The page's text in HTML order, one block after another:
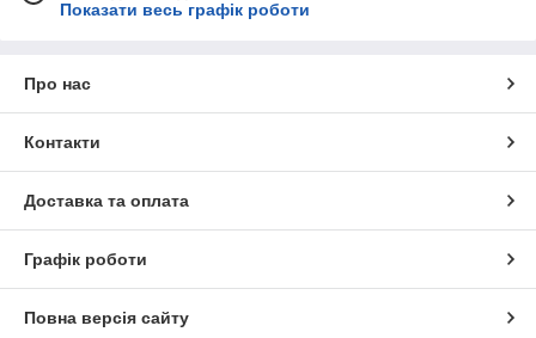
Показати весь графік роботи
Про нас
Контакти
Доставка та оплата
Графік роботи
Повна версія сайту